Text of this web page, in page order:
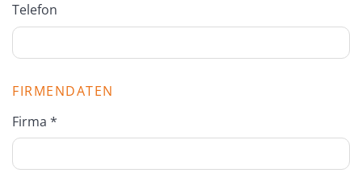
Telefon
FIRMENDATEN
Firma *